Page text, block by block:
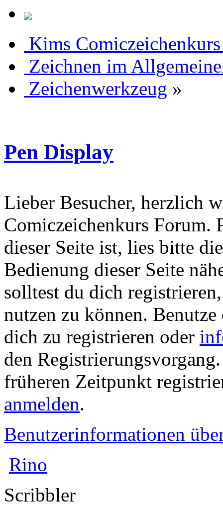
Kims
Zeichnen im
Zeichenwerkzeug »
Pen Display
Lieber Besucher, herzlich
Comiczeichenkurs Forum.
dieser Seite ist, lies bitte
Bedienung dieser Seite
solltest du dich
nutzen zu können.
dich zu registrieren oder
den
früheren Zeitpunkt
anmelden.
Benutzerinformationen
Rino
Scribbler